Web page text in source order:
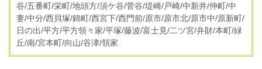
谷/五番町/栄町/地頭方/須ケ谷/菅谷/堤崎/戸崎/中新井/仲町/中
妻/中分/西貝塚/錦町/西宮下/西門前/原市/原市北/原市中/原新町/
日の出/平方/平方領々家/平塚/藤波/富士見/二ツ宮/弁財/本町/緑
丘/南/宮本町/向山/谷津/領家